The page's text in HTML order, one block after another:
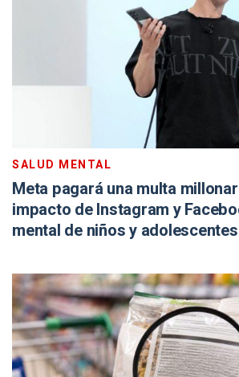
SALUD MENTAL
Meta pagará una multa
impacto de Instagram y
mental de niños y adolescentes